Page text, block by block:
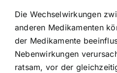
Die Wechselwirkungen
anderen Medikamenten
der Medikamente
Nebenwirkungen
ratsam, vor der